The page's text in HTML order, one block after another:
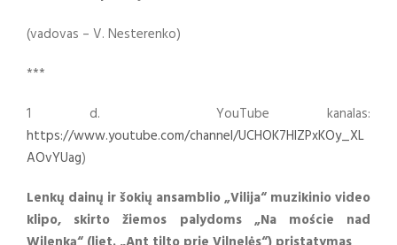
(vadovas – V. Nesterenko)
***
1 d. YouTube kanalas:
https://www.youtube.com/channel/UCHOK7HlZPxKOy_XL
AOvYUag)
Lenkų dainų ir šokių ansamblio „Vilija“ muzikinio video
klipo, skirto žiemos palydoms „Na moście nad